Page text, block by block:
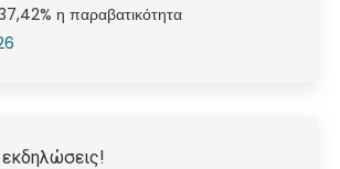
η παραβατικότητα